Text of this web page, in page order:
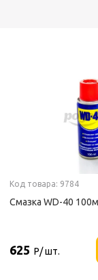
Код товара: 9784
Смазка WD-40
625 Р/ шт.